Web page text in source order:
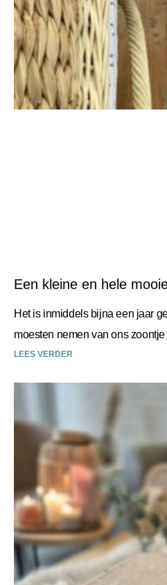
Een kleine en hele
Het is inmiddels bijna een jaar
moesten nemen van ons
weken oud was. Desley
LEES VERDER